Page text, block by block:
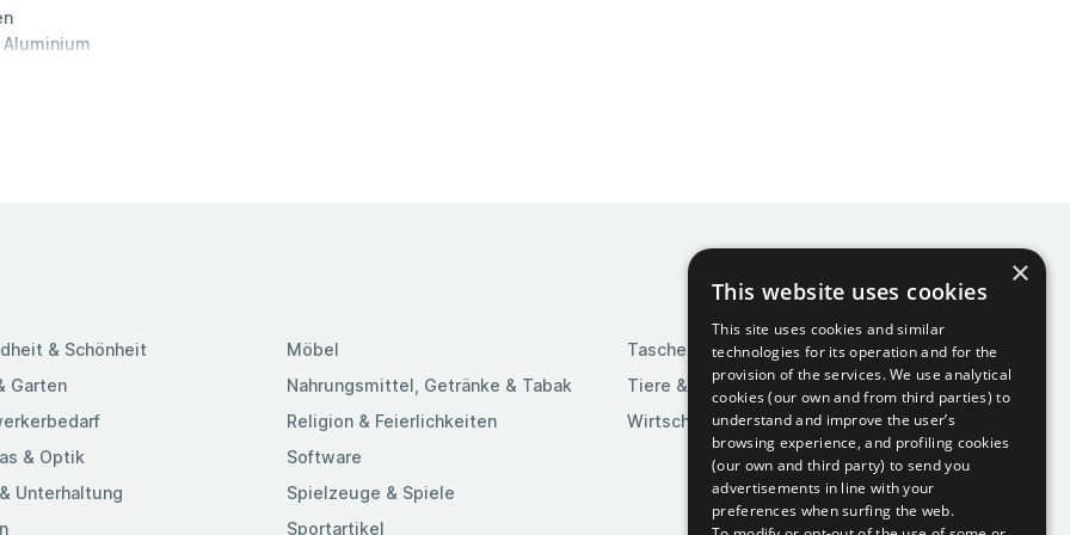
Aluminium
werden
Ihr
für
& Schönheit
Garten
& Optik
Unterhaltung
Möbel
Nahrungsmittel, Getränke & Tabak
Religion & Feierlichkeiten
Software
Spielzeuge & Spiele
Sportartikel
Taschen & Gepäck
Tiere & Tierbedarf
Wirtschaft & Industrie
×
This website uses cookies
This site uses cookies and similar
technologies for its operation and for the
provision of the services. We use analytical
cookies (our own and from third parties) to
understand and improve the user’s
browsing experience, and profiling cookies
(our own and third party) to send you
advertisements in line with your
preferences when surfing the web.